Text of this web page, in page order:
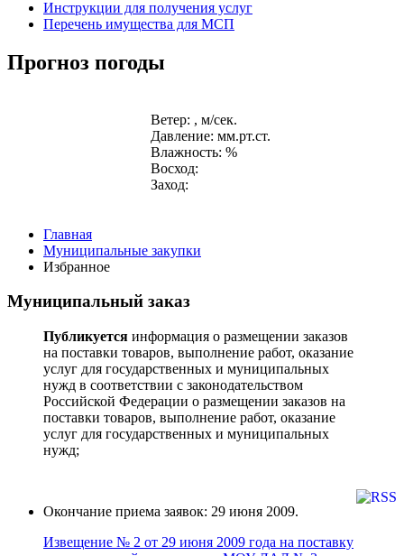
Инструкции для получения услуг
Перечень имущества для МСП
Прогноз погоды
Ветер: , м/сек.
Давление: мм.рт.ст.
Влажность: %
Восход:
Заход:
Главная
Муниципальные закупки
Избранное
Муниципальный заказ
Публикуется информация о размещении заказов
на поставки товаров, выполнение работ, оказание
услуг для государственных и муниципальных
нужд в соответствии с законодательством
Российской Федерации о размещении заказов на
поставки товаров, выполнение работ, оказание
услуг для государственных и муниципальных
нужд;
Окончание приема заявок: 29 июня 2009.
Извещение № 2 от 29 июня 2009 года на поставку